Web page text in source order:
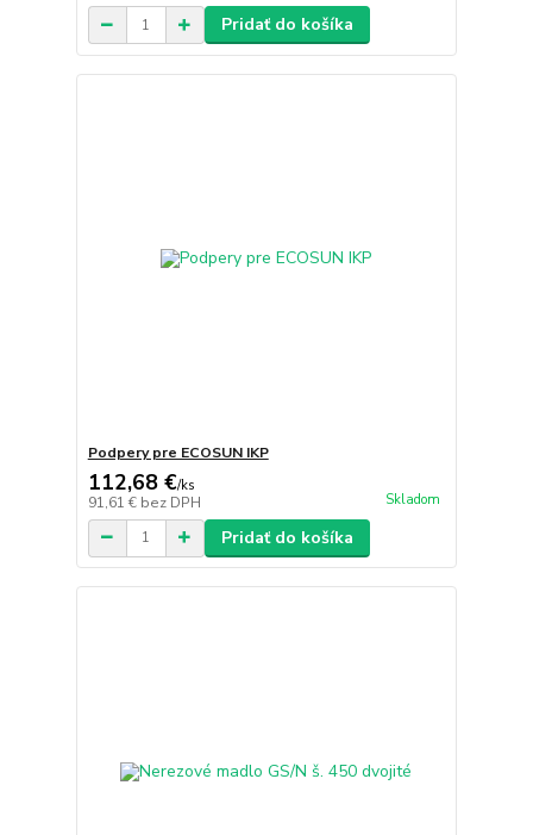
Pridať do košíka
Podpery pre ECOSUN IKP
112,68 €/ks
91,61 € bez DPH Skladom
Pridať do košíka